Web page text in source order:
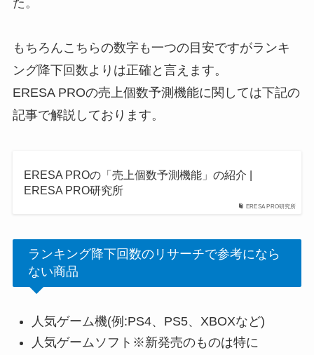
もちろんこちらの数字も一つの目安ですがランキ
ング降下回数よりは正確と言えます。
ERESA PROの売上個数予測機能に関しては下記の
記事で解説しております。
ERESA PRO研究所
ERESA PROの「売上個数予測機能」の紹介 |
ERESA PRO研究所
ランキング降下回数のリサーチで参考になら
ない商品
人気ゲーム機(例:PS4、PS5、XBOXなど)
人気ゲームソフト※新発売のものは特に